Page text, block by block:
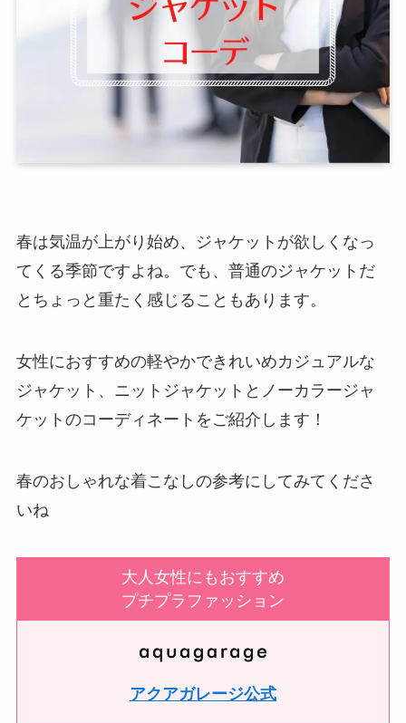
春は気温が上がり始め、ジャケットが欲しくなっ
てくる季節ですよね。でも、普通のジャケットだ
とちょっと重たく感じることもあります。
女性におすすめの軽やかできれいめカジュアルな
ジャケット、ニットジャケットとノーカラージャ
ケットのコーディネートをご紹介します！
春のおしゃれな着こなしの参考にしてみてくださ
いね
大人女性にもおすすめ
プチプラファッション
アクアガレージ公式